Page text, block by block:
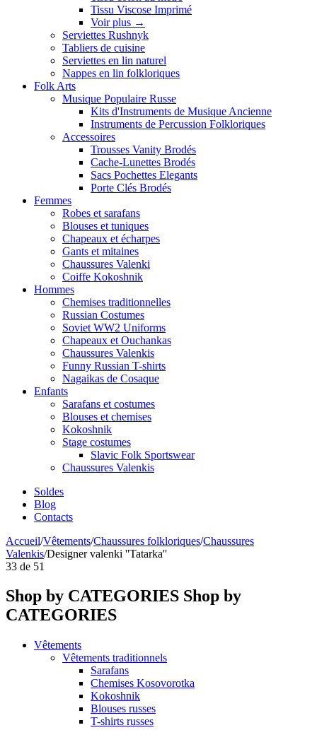
Tissu Viscose Imprimé
Voir plus →
Serviettes Rushnyk
Tabliers de cuisine
Serviettes en lin naturel
Nappes en lin folkloriques
Folk Arts
Musique Populaire Russe
Kits d'Instruments de Musique Ancienne
Instruments de Percussion Folkloriques
Accessoires
Trousses Vanity Brodés
Cache-Lunettes Brodés
Sacs Pochettes Elegants
Porte Clés Brodés
Femmes
Robes et sarafans
Blouses et tuniques
Chapeaux et écharpes
Gants et mitaines
Chaussures Valenki
Coiffe Kokoshnik
Hommes
Chemises traditionnelles
Russian Costumes
Soviet WW2 Uniforms
Chapeaux et Ouchankas
Chaussures Valenkis
Funny Russian T-shirts
Nagaikas de Cosaque
Enfants
Sarafans et costumes
Blouses et chemises
Kokoshnik
Stage costumes
Slavic Folk Sportswear
Chaussures Valenkis
Soldes
Blog
Contacts
Accueil/Vêtements/Chaussures folkloriques/Chaussures
Valenkis/Designer valenki ''Tatarka''
33 de 51
Shop by CATEGORIES Shop by
CATEGORIES
Vêtements
Vêtements traditionnels
Sarafans
Chemises Kosovorotka
Kokoshnik
Blouses russes
T-shirts russes